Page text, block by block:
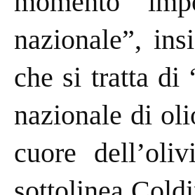
nazionale”,
che si tratta di
nazionale di
cuore